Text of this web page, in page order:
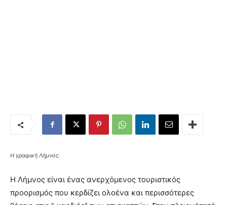
Η γραφική Λήμνος.
Η Λήμνος είναι ένας ανερχόμενος τουριστικός
προορισμός που κερδίζει ολοένα και περισσότερες